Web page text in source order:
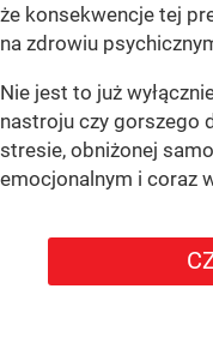
że konsekwencje tej
na zdrowiu
Nie jest to już
nastroju czy gorszego
stresie, obniżonej
emocjonalnym i coraz